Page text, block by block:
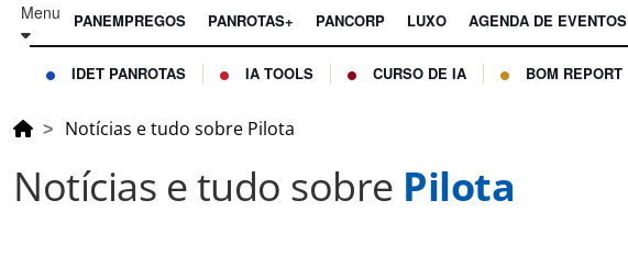
Menu PANEMPREGOS PANROTAS+ PANCORP LUXO AGENDA DE EVENTOS
IDET PANROTAS IA TOOLS CURSO DE IA BOM REPORT
Notícias e tudo sobre Pilota
Notícias e tudo sobre Pilota